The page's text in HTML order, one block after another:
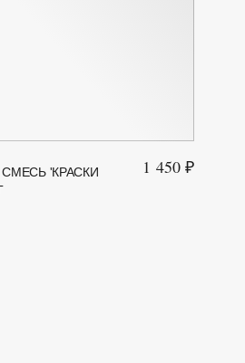
'КРАСКИ
1 450 ₽